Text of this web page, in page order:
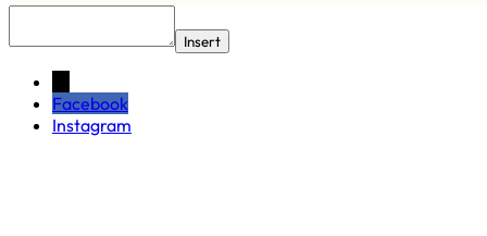
Insert
Facebook
Instagram